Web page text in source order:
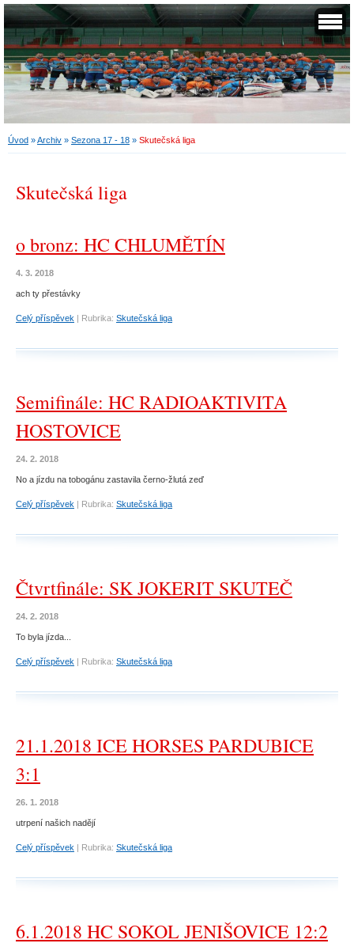
Úvod »Archiv » Sezona 17 - 18 » Skutečská liga
Skutečská liga
o bronz: HC CHLUMĚTÍN
4. 3. 2018
ach ty přestávky
Celý příspěvek | Rubrika: Skutečská liga
Semifinále: HC RADIOAKTIVITA
HOSTOVICE
24. 2. 2018
No a jízdu na tobogánu zastavila černo-žlutá zeď
Celý příspěvek | Rubrika: Skutečská liga
Čtvrtfinále: SK JOKERIT SKUTEČ
24. 2. 2018
To byla jízda...
Celý příspěvek | Rubrika: Skutečská liga
21.1.2018 ICE HORSES PARDUBICE
3:1
26. 1. 2018
utrpení našich nadějí
Celý příspěvek | Rubrika: Skutečská liga
6.1.2018 HC SOKOL JENIŠOVICE 12:2